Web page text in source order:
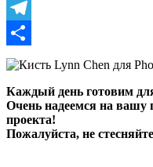
Odnoklassniki
Telegram
Отправить
Каждый день готовим
Очень надеемся на вашу
проекта!
Пожалуйста, не